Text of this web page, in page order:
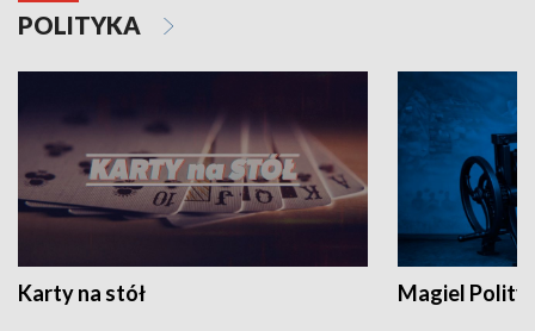
POLITYKA
Karty na stół Magiel